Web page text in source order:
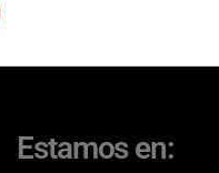
Estamos en: